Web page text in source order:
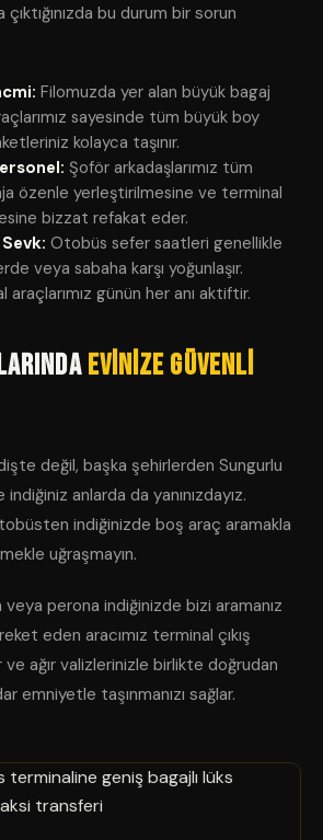
bu durum bir sorun
Filomuzda yer alan büyük bagaj
sayesinde tüm büyük boy
kolayca taşınır.
Şoför arkadaşlarımız tüm
özenle yerleştirilmesine ve terminal
bizzat refakat eder.
Otobüs sefer saatleri genellikle
veya sabaha karşı yoğunlaşır.
günün her anı aktiftir.
Evinize Güvenli
değil, başka şehirlerden Sungurlu
anlarda da yanınızdayız.
indiğinizde boş araç aramakla
uğraşmayın.
veya perona indiğinizde bizi aramanız
eden aracımız terminal çıkış
ve ağır valizlerinizle birlikte doğrudan
emniyetle taşınmanızı sağlar.